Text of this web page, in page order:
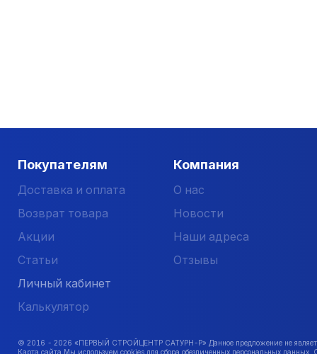
Покупателям
Доставка и оплата
Возврат товара
Акции
Статьи
Личный кабинет
Калькулятор
Компания
О нас
Новости
Наши адреса
Отзывы
© 2016 - 2026 «ПЕРВЫЙ СТРОЙЦЕНТР САТУРН-Р» Данное предложение не
Карта сайта Мы используем cookies для сбора обезличенных персональных